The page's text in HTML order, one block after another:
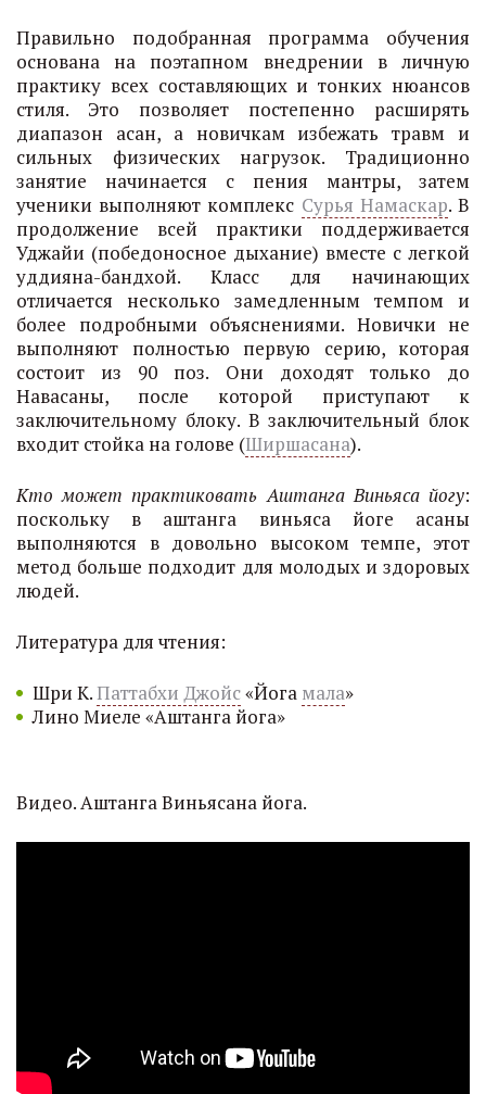
Правильно подобранная программа обучения
основана на поэтапном внедрении в личную
практику всех составляющих и тонких нюансов
стиля. Это позволяет постепенно расширять
диапазон асан, а новичкам избежать травм и
сильных физических нагрузок. Традиционно
занятие начинается с пения мантры, затем
ученики выполняют комплекс Сурья Намаскар. В
продолжение всей практики поддерживается
Уджайи (победоносное дыхание) вместе с легкой
уддияна-бандхой. Класс для начинающих
отличается несколько замедленным темпом и
более подробными объяснениями. Новички не
выполняют полностью первую серию, которая
состоит из 90 поз. Они доходят только до
Навасаны, после которой приступают к
заключительному блоку. В заключительный блок
входит стойка на голове (Ширшасана).
Кто может практиковать Аштанга Виньяса йогу:
поскольку в аштанга виньяса йоге асаны
выполняются в довольно высоком темпе, этот
метод больше подходит для молодых и здоровых
людей.
Литература для чтения:
Шри К.Паттабхи Джойс«Йога мала»
Лино Миеле «Аштанга йога»
Видео. Аштанга Виньясана йога.